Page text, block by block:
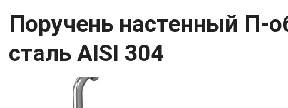
Поручень настенный
сталь AISI 304